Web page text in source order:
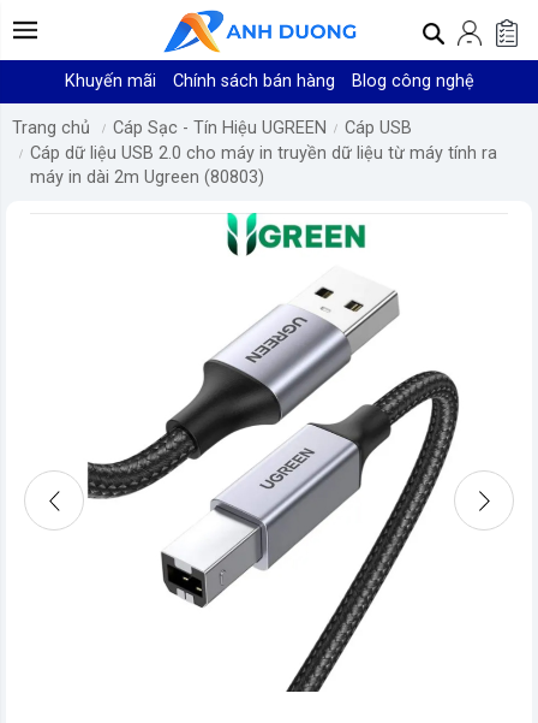
Khuyến mãi Chính sách bán hàng Blog công nghệ
Trang chủ Cáp Sạc - Tín Hiệu UGREEN
Cáp USB
Cáp dữ liệu USB 2.0 cho máy in truyền dữ liệu từ máy tính ra
máy in dài 2m Ugreen (80803)